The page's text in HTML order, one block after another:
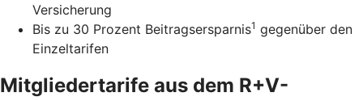
Versicherung
Bis zu 30 Prozent Beitragsersparnis1 gegenüber den
Einzeltarifen
Mitgliedertarife aus dem R+V-